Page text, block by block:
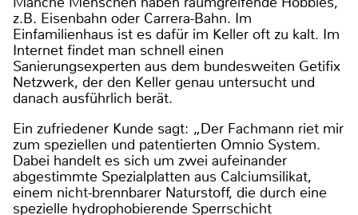
z.B. Eisenbahn oder Carrera-Bahn. Im
Einfamilienhaus ist es dafür im Keller oft zu kalt. Im
Internet findet man schnell einen
Sanierungsexperten aus dem bundesweiten Getifix
Netzwerk, der den Keller genau untersucht und
danach ausführlich berät.
Ein zufriedener Kunde sagt: „Der Fachmann riet mir
zum speziellen und patentierten Omnio System.
Dabei handelt es sich um zwei aufeinander
abgestimmte Spezialplatten aus Calciumsilikat,
einem nicht-brennbarer Naturstoff, die durch eine
spezielle hydrophobierende Sperrschicht